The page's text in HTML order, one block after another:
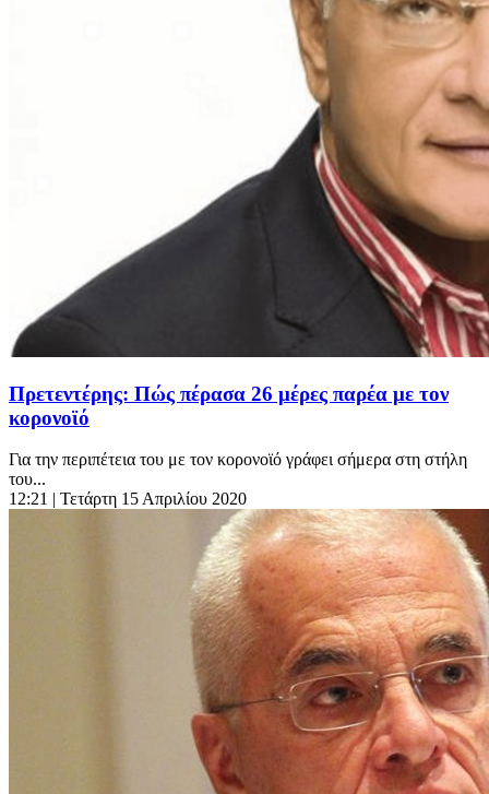
Πρετεντέρης: Πώς πέρασα 26 μέρες παρέα με τον
κορονοϊό
Για την περιπέτεια του με τον κορονοϊό γράφει σήμερα στη στήλη
του...
12:21 | Τετάρτη 15 Απριλίου 2020